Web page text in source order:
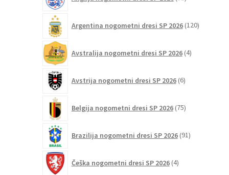
izdelkov
Argentina nogometni dresi SP 2026 120izdelkov
Avstralija nogometni dresi SP 2026 4izdelki
Avstrija nogometni dresi SP 2026 6izdelkov
Belgija nogometni dresi SP 2026 75izdelkov
Brazilija nogometni dresi SP 2026 91izdelkov
Češka nogometni dresi SP 2026 4izdelki